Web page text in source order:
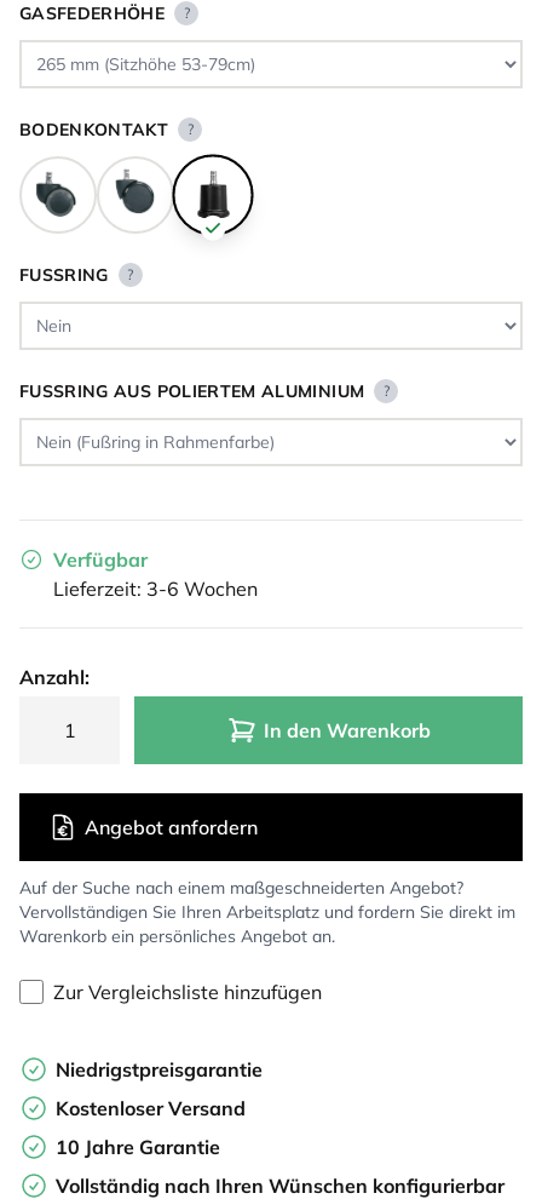
GASFEDERHÖHE ?
BODENKONTAKT ?
FUSSRING ?
FUSSRING AUS POLIERTEM ALUMINIUM ?
Verfügbar
Lieferzeit: 3-6 Wochen
Anzahl:
In den Warenkorb
Auf der Suche nach einem maßgeschneiderten Angebot?
Vervollständigen Sie Ihren Arbeitsplatz und fordern Sie direkt im
Warenkorb ein persönliches Angebot an.
Angebot anfordern
Zur Vergleichsliste hinzufügen
Niedrigstpreisgarantie
Kostenloser Versand
10 Jahre Garantie
Vollständig nach Ihren Wünschen konfigurierbar